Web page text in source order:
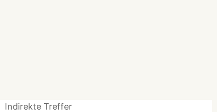
Indirekte Treffer